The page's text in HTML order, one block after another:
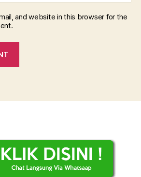
and website in this browser for the